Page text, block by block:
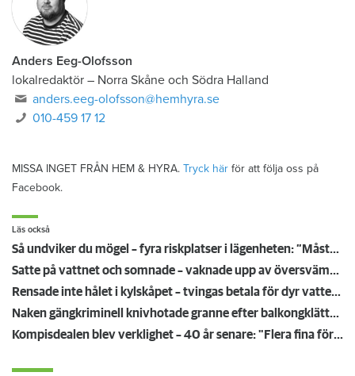
Anders Eeg-Olofsson
lokalredaktör – Norra Skåne och Södra Halland
anders.eeg-olofsson@hemhyra.se
010-459 17 12
MISSA INGET FRÅN HEM & HYRA. Tryck här för att följa oss på
Facebook.
Läs också
Så undviker du mögel – fyra riskplatser i lägenheten: ”Måste städa bort”
Satte på vattnet och somnade – vaknade upp av översvämning hos grannen
Rensade inte hålet i kylskåpet – tvingas betala för dyr vattenskada
Naken gängkriminell knivhotade granne efter balkongklättring
Kompisdealen blev verklighet – 40 år senare: "Flera fina fördelar med att dela bostad"